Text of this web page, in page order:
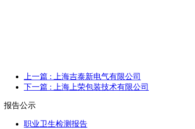
上一篇 : 上海吉泰新电气有限公司
下一篇 : 上海上荣包装技术有限公司
报告公示
职业卫生检测报告